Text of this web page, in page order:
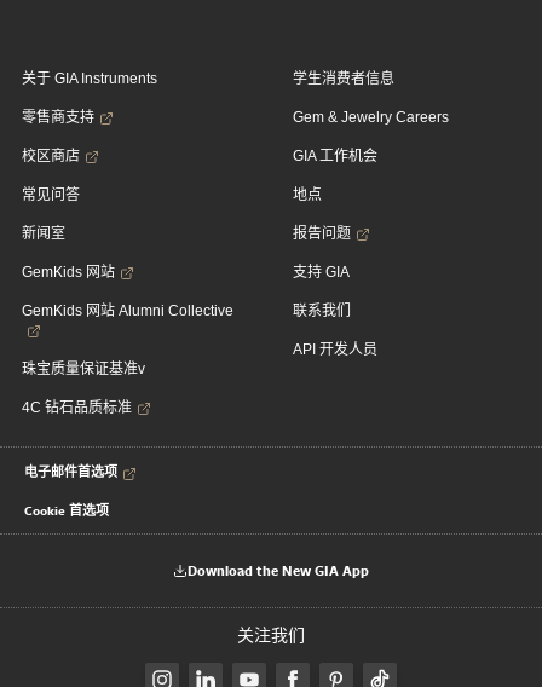
关于 GIA Instruments
零售商支持
校区商店
常见问答
新闻室
GemKids 网站
GemKids 网站 Alumni Collective
珠宝质量保证基准v
4C 钻石品质标准
学生消费者信息
Gem & Jewelry Careers
GIA 工作机会
地点
报告问题
支持 GIA
联系我们
API 开发人员
电子邮件首选项
Cookie 首选项
Download the New GIA App
关注我们